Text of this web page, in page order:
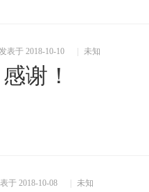
表于 2018-10-10 未知
谢！
于 2018-10-08 未知